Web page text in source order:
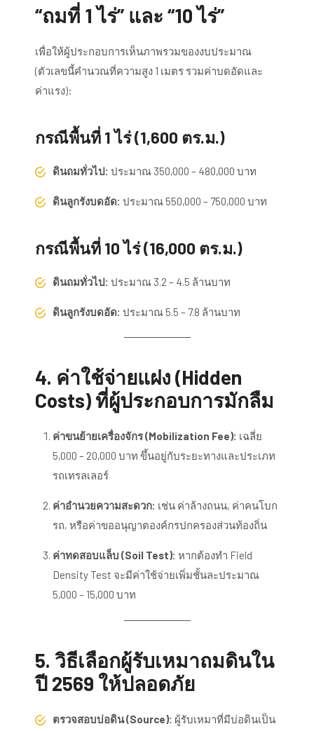
“ถมที่ 1 ไร่” และ “10 ไร่”
เพื่อให้ผู้ประกอบการเห็นภาพรวมของงบประมาณ
(ตัวเลขนี้คำนวณที่ความสูง 1 เมตร รวมค่าบดอัดและ
ค่าแรง):
กรณีพื้นที่ 1 ไร่ (1,600 ตร.ม.)
ดินถมทั่วไป: ประมาณ 350,000 – 480,000 บาท
ดินลูกรังบดอัด: ประมาณ 550,000 – 750,000 บาท
กรณีพื้นที่ 10 ไร่ (16,000 ตร.ม.)
ดินถมทั่วไป: ประมาณ 3.2 – 4.5 ล้านบาท
ดินลูกรังบดอัด: ประมาณ 5.5 – 7.8 ล้านบาท
4. ค่าใช้จ่ายแฝง (Hidden
Costs) ที่ผู้ประกอบการมักลืม
ค่าขนย้ายเครื่องจักร (Mobilization Fee): เฉลี่ย
5,000 – 20,000 บาท ขึ้นอยู่กับระยะทางและประเภท
รถเทรลเลอร์
ค่าอำนวยความสะดวก: เช่น ค่าล้างถนน, ค่าคนโบก
รถ, หรือค่าขออนุญาตองค์กรปกครองส่วนท้องถิ่น
ค่าทดสอบแล็บ (Soil Test): หากต้องทำ Field
Density Test จะมีค่าใช้จ่ายเพิ่มชั้นละประมาณ
5,000 – 15,000 บาท
5. วิธีเลือกผู้รับเหมาถมดินใน
ปี 2569 ให้ปลอดภัย
ตรวจสอบบ่อดิน (Source): ผู้รับเหมาที่มีบ่อดินเป็น